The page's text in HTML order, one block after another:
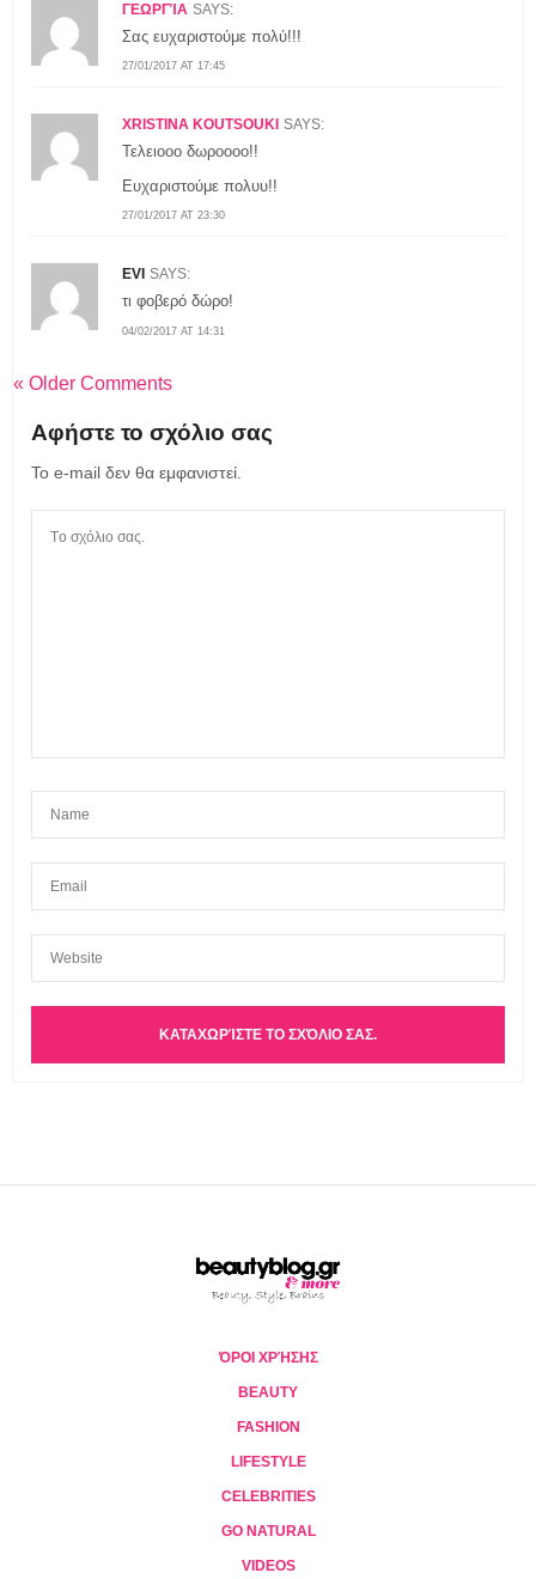
ΓΕΩΡΓΊΑ SAYS:
27/01/2017 AT 17:45
Σας ευχαριστούμε πολύ!!!
XRISTINA KOUTSOUKI SAYS:
27/01/2017 AT 23:30
Τελειοοο δωροοοο!!
Ευχαριστούμε πολυυ!!
EVI SAYS:
04/02/2017 AT 14:31
τι φοβερό δώρο!
« Older Comments
Αφήστε το σχόλιο σας
Το e-mail δεν θα εμφανιστεί.
ΌΡΟΙ ΧΡΉΣΗΣ
BEAUTY
FASHION
LIFESTYLE
CELEBRITIES
GO NATURAL
VIDEOS